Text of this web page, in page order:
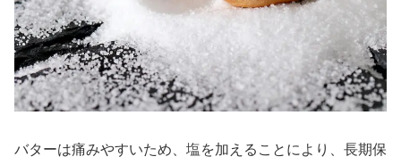
バターは痛みやすいため、塩を加えることにより、長期保